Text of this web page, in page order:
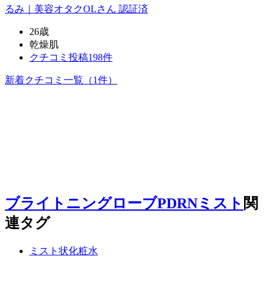
るみ｜美容オタクOLさん 認証済
26歳
乾燥肌
クチコミ投稿198件
新着クチコミ一覧 （1件）
ブライトニングローブPDRNミスト 関
連タグ
ミスト状化粧水